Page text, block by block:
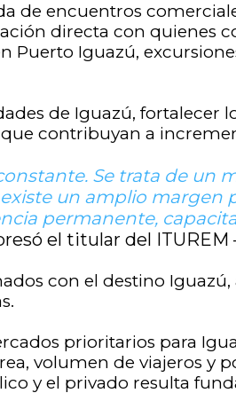
de encuentros
directa con quienes
Puerto Iguazú,
de Iguazú, fortalecer
contribuyan a
Se trata de un
un amplio margen
permanente,
el titular del ITUREM
con el destino
prioritarios para
volumen de viajeros y
y el privado resulta